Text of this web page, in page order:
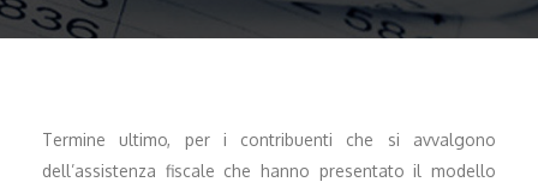
Termine ultimo, per i contribuenti che si avvalgono
dell’assistenza fiscale che hanno presentato il modello